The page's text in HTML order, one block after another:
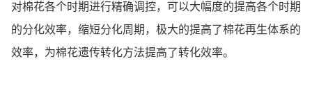
对棉花各个时期进行精确调控，可以大幅度的提高各个时期
的分化效率，缩短分化周期，极大的提高了棉花再生体系的
效率，为棉花遗传转化方法提高了转化效率。